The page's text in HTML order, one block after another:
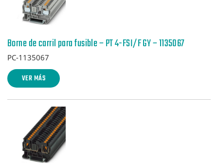
Borne de carril para fusible – PT 4-FSI/F GY – 1135067
PC-1135067
VER MÁS